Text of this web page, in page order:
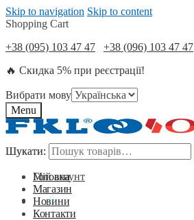
Skip to navigation Skip to content
Shopping Cart
+38 (095) 103 47 47
+38 (096) 103 47 47
🔥 Скидка 5% при реєстрації!
Вибрати мову
Menu
Шукати:
Мій акаунт
0₴ 0
Шукати:
Головна
Магазин
Новини
Контакти